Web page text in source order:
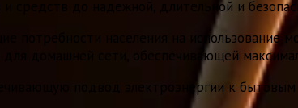
и средств до надежной, длительной и
потребности населения на
для домашней сети, обеспечивающей
подвод электроэнергии к